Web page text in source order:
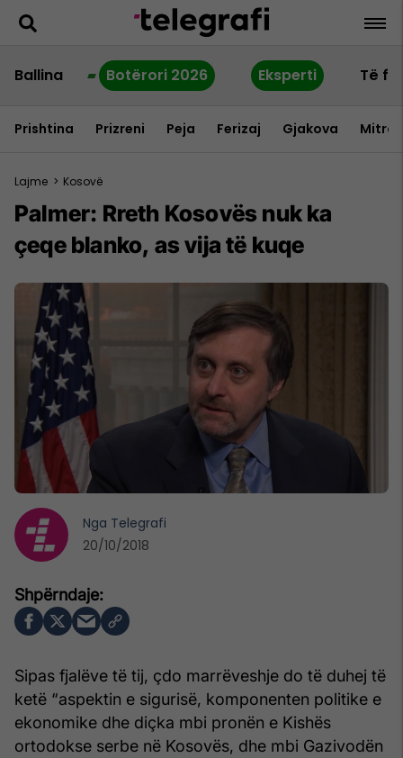
Ballina Botërori 2026 Eksperti Të
Prishtina Prizreni Peja Ferizaj Gjakova
Lajme > Kosovë
Palmer: Rreth Kosovës nuk ka
çeqe blanko, as vija të kuqe
Sipas fjalëve të tij, çdo marrëveshje do të duhej të
ketë “aspektin e sigurisë, komponenten politike e
ekonomike dhe diçka mbi pronën e Kishës
ortodokse serbe në Kosovës, dhe mbi Gazivodën
Nga Telegrafi
20/10/2018